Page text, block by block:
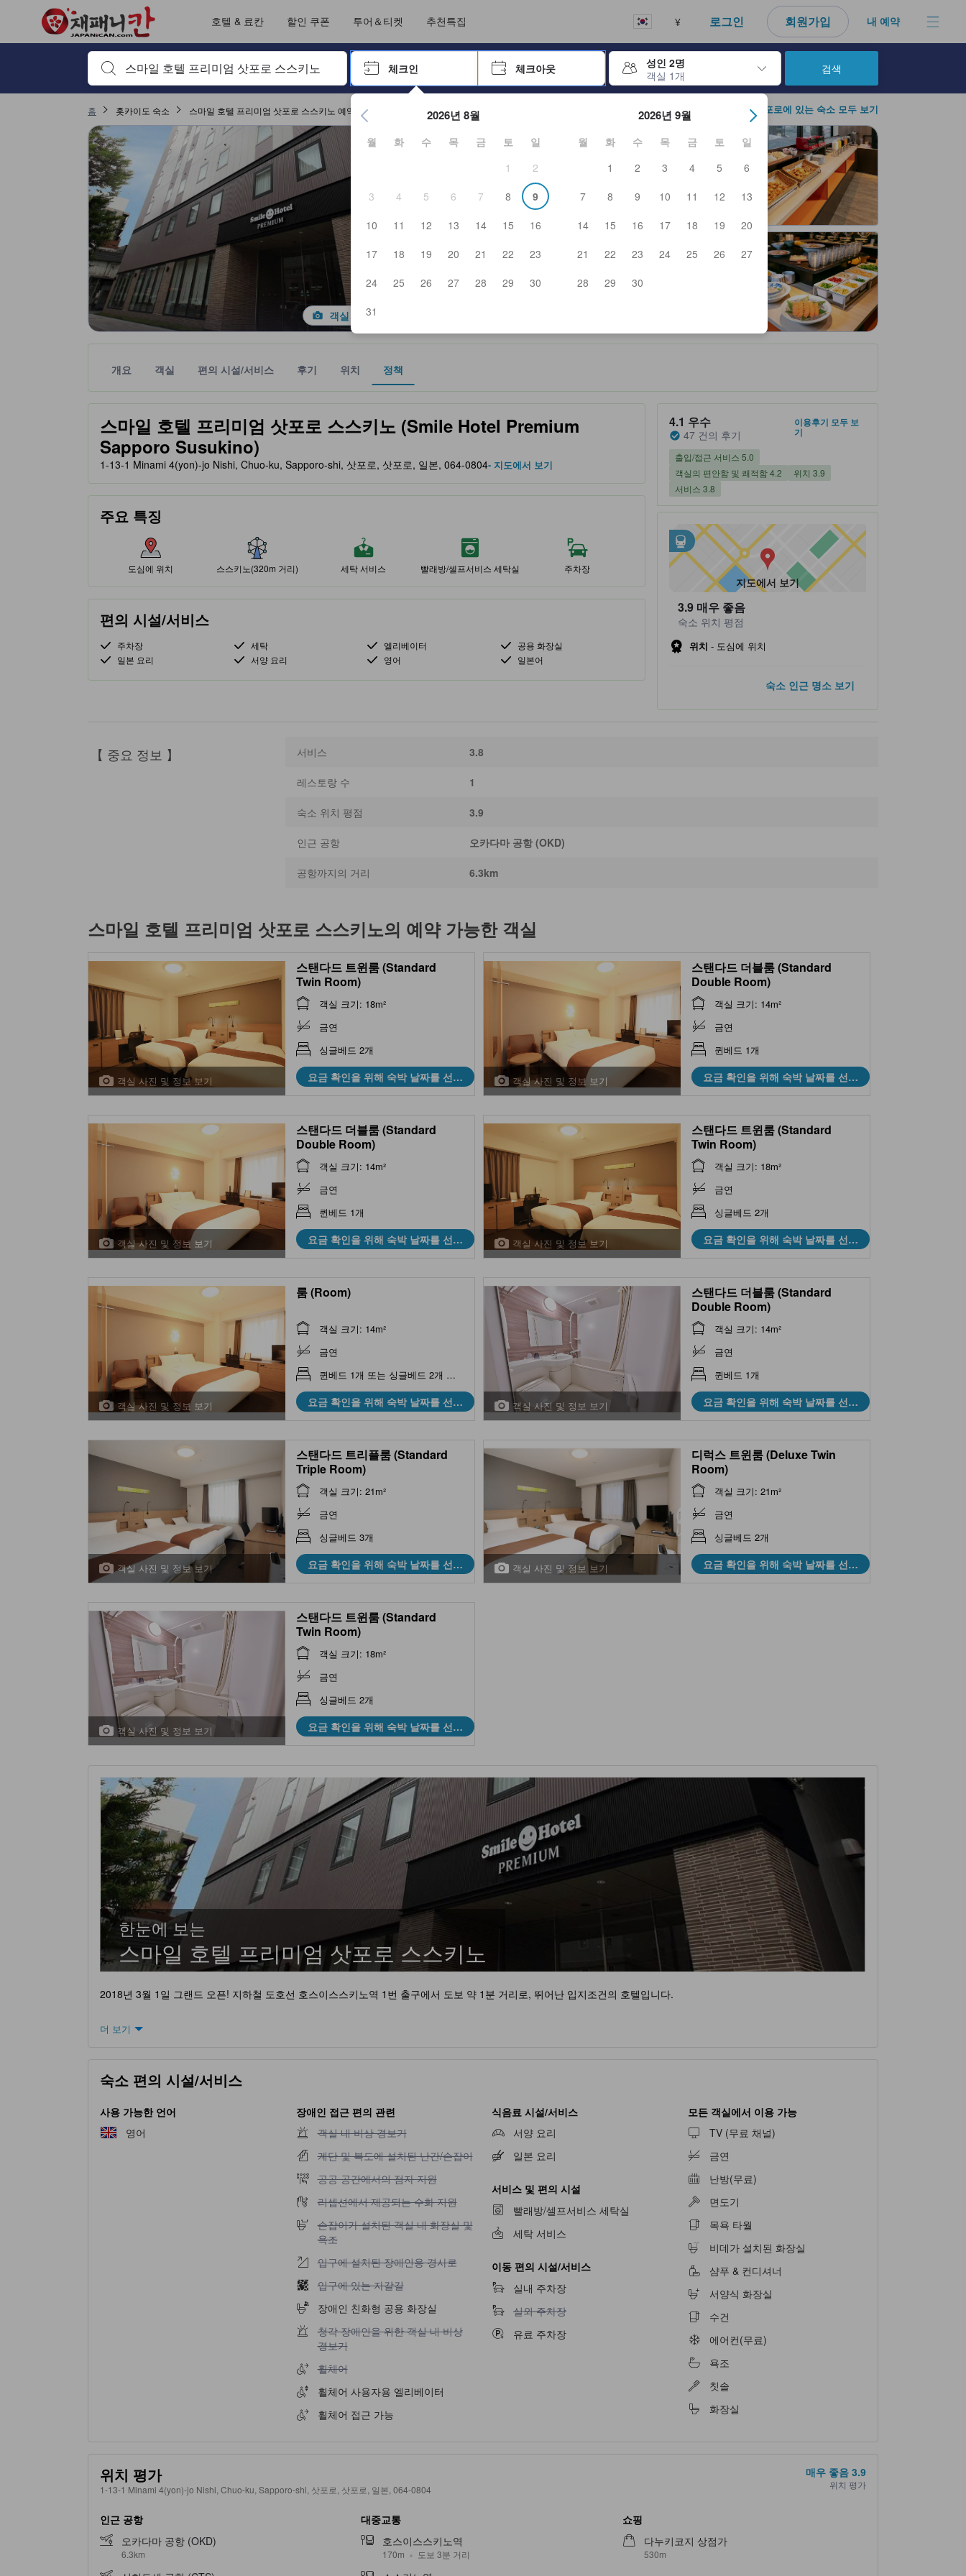
호텔 & 료칸 할인 쿠폰 투어＆티켓 추천특집 ¥ 로그인 회원가입 내 예약
검색하고 싶은 키워드나 숙소명을 입력하고 방향키나 탭 키를 사용하여 탐색한 후 엔터키를 눌러 선택하세요.
체크인 체크아웃
성인 2명
객실 1개
엔터 키를 눌러 캘린더를 여세요. 방향키를 사용해 체크인 및 체크아웃 날짜를 탐색할 수 있습니다. 엔터 키를 사용해 특정 날짜를 선택
2026년 8월
월 화 수 목 금 토
일
1
2
3
4 5 6 7 8
9
10
11 12 13 14 15
16
17
18 19 20 21 22
23
24
25 26 27 28 29
30
31
2026년 9월
월 화 수 목 금 토
일
1
2 3 4 5
6
7
8 9 10 11 12
13
14
15 16 17 18 19
20
21
22 23 24 25 26
27
28
29 30
검색
홈 홋카이도 숙소 스마일 호텔 프리미엄 삿포로 스스키노 예약 삿포로에 있는 숙소 모두 보기
객실 사진 보기
개요 객실 편의 시설/서비스 후기 위치 정책
스마일 호텔 프리미엄 삿포로 스스키노 (Smile Hotel Premium
Sapporo Susukino)
tooltip
노란색 별 표시는 기대할 수 있는 편안함, 편의 시설 및 서비스를 반영해 파트너 사이트에서 제공한 성급입니다.
1-13-1 Minami 4(yon)-jo Nishi, Chuo-ku, Sapporo-shi, 삿포로, 삿포로, 일본, 064-0804- 지도에서 보기
주요 특징
도심에 위치 스스키노(320m 거리) 세탁 서비스 빨래방/셀프서비스 세탁실 주차장
편의 시설/서비스
주차장 세탁 엘리베이터
공용 화장실
일본 요리
서양 요리 영어 일본어
4.1 우수
47 건의 후기
이용후기 모두 보
기
출입/접근 서비스 5.0
객실의 편안함 및 쾌적함 4.2
위치 3.9
서비스 3.8
tooltip
인근 대중교통
• 호스이스스키노역 (0.17km 이내)
• 스스키노역 (0.35km 이내)
지도에서 보기
3.9 매우 좋음
숙소 위치 평점
위치 - 도심에 위치
숙소 인근 명소 보기
【 중요 정보 】 서비스 3.8
레스토랑 수 1
숙소 위치 평점 3.9
인근 공항 오카다마 공항 (OKD)
공항까지의 거리 6.3km
스마일 호텔 프리미엄 삿포로 스스키노의 예약 가능한 객실
객실 사진 및 정보 보기
스탠다드 트윈룸 (Standard
Twin Room)
객실 크기: 18m²
금연
싱글베드 2개
요금 확인을 위해 숙박 날짜를 선택
하세요
객실 사진 및 정보 보기
스탠다드 더블룸 (Standard
Double Room)
객실 크기: 14m²
금연
퀸베드 1개
요금 확인을 위해 숙박 날짜를 선택
하세요
객실 사진 및 정보 보기
스탠다드 더블룸 (Standard
Double Room)
객실 크기: 14m²
금연
퀸베드 1개
요금 확인을 위해 숙박 날짜를 선택
하세요
객실 사진 및 정보 보기
스탠다드 트윈룸 (Standard
Twin Room)
객실 크기: 18m²
금연
싱글베드 2개
요금 확인을 위해 숙박 날짜를 선택
하세요
객실 사진 및 정보 보기
룸 (Room)
객실 크기: 14m²
금연
퀸베드 1개 또는 싱글베드 2개 & 싱글베드 3개
요금 확인을 위해 숙박 날짜를 선택
하세요
객실 사진 및 정보 보기
스탠다드 더블룸 (Standard
Double Room)
객실 크기: 14m²
금연
퀸베드 1개
요금 확인을 위해 숙박 날짜를 선택
하세요
객실 사진 및 정보 보기
스탠다드 트리플룸 (Standard
Triple Room)
객실 크기: 21m²
금연
싱글베드 3개
요금 확인을 위해 숙박 날짜를 선택
하세요
객실 사진 및 정보 보기
디럭스 트윈룸 (Deluxe Twin
Room)
객실 크기: 21m²
금연
싱글베드 2개
요금 확인을 위해 숙박 날짜를 선택
하세요
객실 사진 및 정보 보기
스탠다드 트윈룸 (Standard
Twin Room)
객실 크기: 18m²
금연
싱글베드 2개
요금 확인을 위해 숙박 날짜를 선택
하세요
한눈에 보는
스마일 호텔 프리미엄 삿포로 스스키노
2018년 3월 1일 그랜드 오픈! 지하철 도호선 호스이스스키노역 1번 출구에서 도보 약 1분 거리로, 뛰어난 입지조건의 호텔입니다.
더 보기
숙소 편의 시설/서비스
사용 가능한 언어
영어
장애인 접근 편의 관련
객실 내 비상 경보기 이용 불가
객실 내 비상 경보기
계단 및 복도에 설치된 난간/손잡이 이용 불가
계단 및 복도에 설치된 난간/손잡이
공공 공간에서의 점자 지원 이용 불가
공공 공간에서의 점자 지원
리셉션에서 제공되는 수화 지원 이용 불가
리셉션에서 제공되는 수화 지원
손잡이가 설치된 객실 내 화장실 및 욕조 이용 불가
손잡이가 설치된 객실 내 화장실 및
욕조
입구에 설치된 장애인용 경사로 이용 불가
입구에 설치된 장애인용 경사로
입구에 있는 자갈길 이용 불가
입구에 있는 자갈길
장애인 친화형 공용 화장실
청각 장애인을 위한 객실 내 비상 경보기 이용 불가
청각 장애인을 위한 객실 내 비상
경보기
휠체어 이용 불가
휠체어
휠체어 사용자용 엘리베이터
휠체어 접근 가능
식음료 시설/서비스
서양 요리
일본 요리
서비스 및 편의 시설
빨래방/셀프서비스 세탁실
세탁 서비스
이동 편의 시설/서비스
실내 주차장
실외 주차장 이용 불가
실외 주차장
유료 주차장
모든 객실에서 이용 가능
TV (무료 채널)
금연
난방(무료)
면도기
목욕 타월
비데가 설치된 화장실
샴푸 & 컨디셔너
서양식 화장실
수건
에어컨(무료)
욕조
칫솔
화장실
위치 평가
1-13-1 Minami 4(yon)-jo Nishi, Chuo-ku, Sapporo-shi, 삿포로, 삿포로, 일본, 064-0804
매우 좋음 3.9
위치 평가
인근 공항
오카다마 공항 (OKD)
6.3km
대중교통
호스이스스키노역
170m 도보 3분 거리
쇼핑
다누키코지 상점가
530m
재패니칸의 모든 이용후기는 숙소 이용후기 작성 전 숙소 예약에서부터 체크아웃까지 일련의 절차를 완료한 실제 숙소 이용객들에 의해 작성되었습니다. 신뢰할 수 있고 정확하며 솔직한 정보로 고객님이 더 나은 선택
출입/접근 서비스 평점 5점 만점에 5점. 삿포로 기준 높은 평점
객실의 편안함 및 쾌적함 평점 5점 만점에 4.2점. 삿포로 기준 높은 평점
위치 평점 5점 만점에 3.9점. 삿포로 기준 높은 평점
서비스 평점 5점 만점에 3.8점. 삿포로 기준 높은 평점
이용후기 페이지로 변경되었습니다 1
이용후기 페이지로 변경되었습니다 1